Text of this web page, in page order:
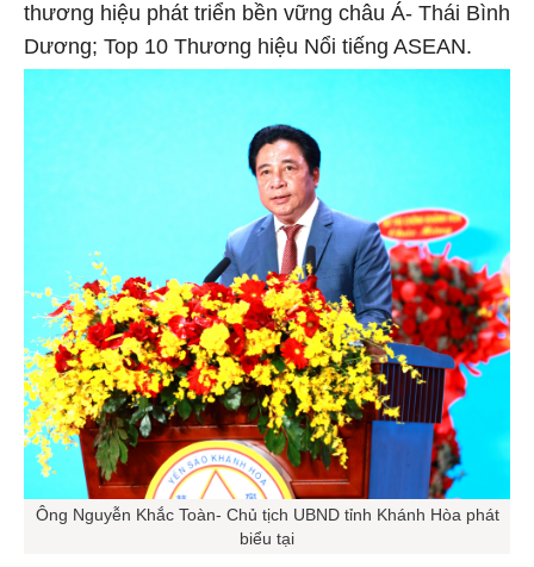
thương hiệu phát triển bền vững châu Á- Thái Bình
Dương; Top 10 Thương hiệu Nổi tiếng ASEAN.
Ông Nguyễn Khắc Toàn- Chủ tịch UBND tỉnh Khánh Hòa phát
biểu tại